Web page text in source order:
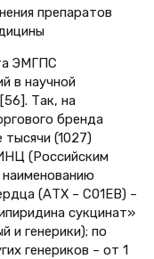
препаратов
ЭМГПС
в научной
Так, на
бренда
(1027)
(Российским
наименованию
(АТХ – С01ЕВ) –
сукцинат»
и генерики); по
генериков – от 1